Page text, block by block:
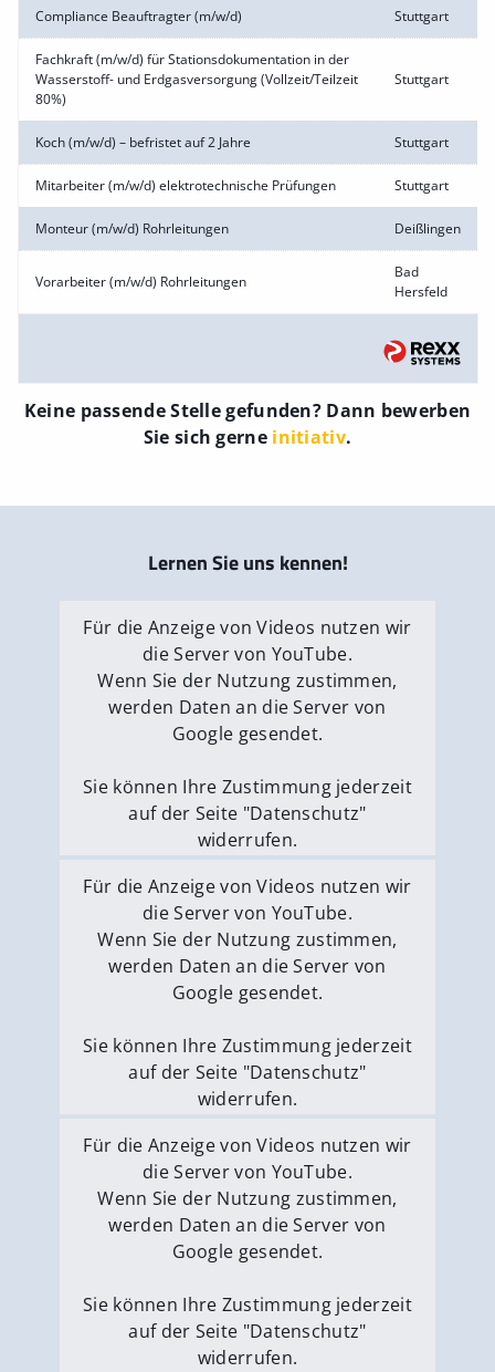
Compliance Beauftragter (m/w/d) Stuttgart
Fachkraft (m/w/d) für Stationsdokumentation in der
Wasserstoff- und Erdgasversorgung (Vollzeit/Teilzeit
80%)
Stuttgart
Koch (m/w/d) – befristet auf 2 Jahre Stuttgart
Mitarbeiter (m/w/d) elektrotechnische Prüfungen Stuttgart
Monteur (m/w/d) Rohrleitungen Deißlingen
Vorarbeiter (m/w/d) Rohrleitungen
Bad
Hersfeld
Keine passende Stelle gefunden? Dann bewerben
Sie sich gerne initiativ.
Lernen Sie uns kennen!
Für die Anzeige von Videos nutzen wir
die Server von YouTube.
Wenn Sie der Nutzung zustimmen,
werden Daten an die Server von
Google gesendet.
Sie können Ihre Zustimmung jederzeit
auf der Seite "Datenschutz"
widerrufen.
Externe Medien erlauben
Für die Anzeige von Videos nutzen wir
die Server von YouTube.
Wenn Sie der Nutzung zustimmen,
werden Daten an die Server von
Google gesendet.
Sie können Ihre Zustimmung jederzeit
auf der Seite "Datenschutz"
widerrufen.
Externe Medien erlauben
Für die Anzeige von Videos nutzen wir
die Server von YouTube.
Wenn Sie der Nutzung zustimmen,
werden Daten an die Server von
Google gesendet.
Sie können Ihre Zustimmung jederzeit
auf der Seite "Datenschutz"
widerrufen.